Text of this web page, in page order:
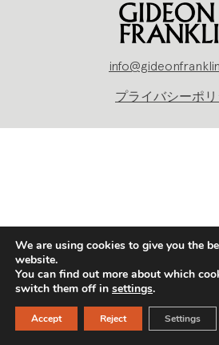
プライバシーポ
We are using cookies to give you the
website.
You can find out more about which
switch them off in settings.
Accept Reject Settings